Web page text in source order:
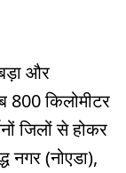
और
800 किलोमीटर
जिलों से होकर
नगर (नोएडा),